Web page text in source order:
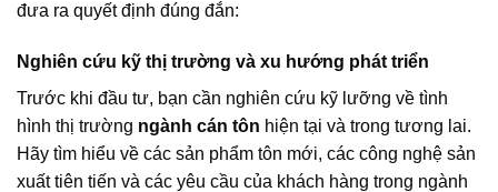
đưa ra quyết định đúng đắn:
Nghiên cứu kỹ thị trường và xu hướng phát triển
Trước khi đầu tư, bạn cần nghiên cứu kỹ lưỡng về tình
hình thị trường ngành cán tôn hiện tại và trong tương lai.
Hãy tìm hiểu về các sản phẩm tôn mới, các công nghệ sản
xuất tiên tiến và các yêu cầu của khách hàng trong ngành